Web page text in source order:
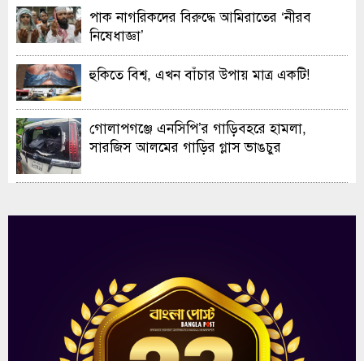
পাক নাগরিকদের বিরুদ্ধে আমিরাতের ‘নীরব
নিষেধাজ্ঞা’
হুকিতে বিশ্ব, এখন বাঁচার উপায় মাত্র একটি!
গোলাপগঞ্জে এনসিপি’র গাড়িবহরে হামলা,
সারজিস আলমের গাড়ির গ্লাস ভাঙচুর